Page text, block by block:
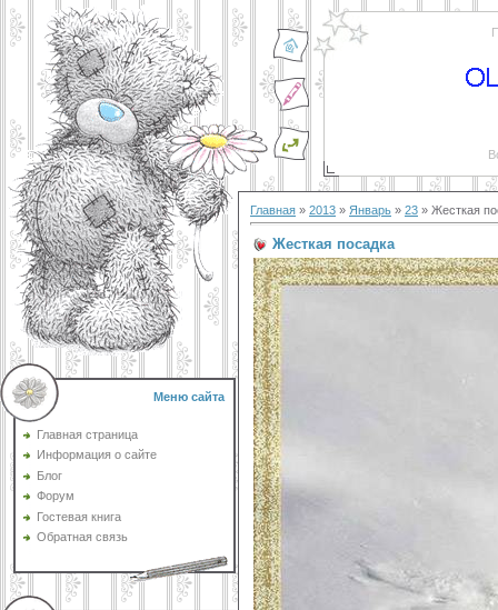
Меню сайта
Главная страница
Информация о сайте
Блог
Форум
Гостевая книга
Обратная связь
Главная » 2013 » Январь » 23 » Жесткая
Жесткая посадка